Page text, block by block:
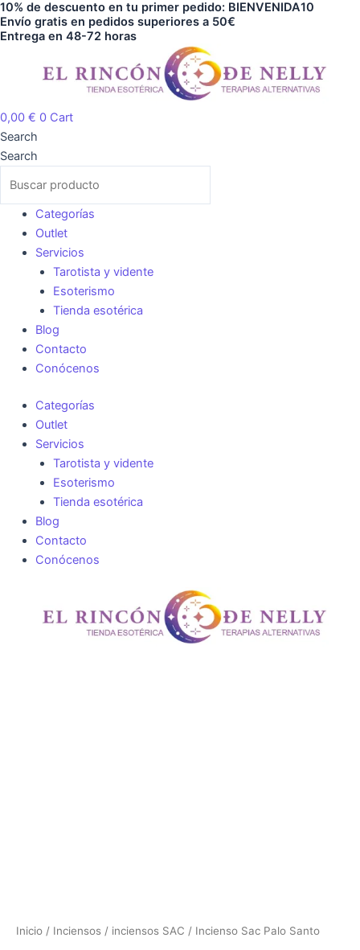
Ir
al
contenido
10% de descuento en tu primer pedido: BIENVENIDA10
Envío gratis en pedidos superiores a 50€
Entrega en 48-72 horas
0,00 € 0 Cart
Search
Search
Categorías
Outlet
Servicios
Tarotista y vidente
Esoterismo
Tienda esotérica
Blog
Contacto
Conócenos
Categorías
Outlet
Servicios
Tarotista y vidente
Esoterismo
Tienda esotérica
Blog
Contacto
Conócenos
Inicio / Inciensos / inciensos SAC / Incienso Sac Palo Santo
Santo
cantidad